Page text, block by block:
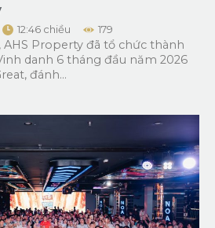
12:46 chiều 179
AHS Property đã tổ chức thành
danh 6 tháng đầu năm 2026
đánh...